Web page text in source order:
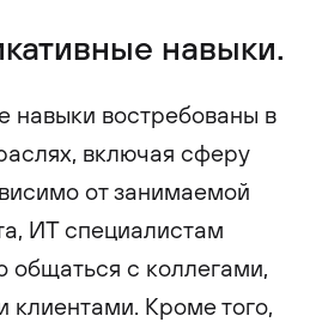
навыки.
навыки востребованы в
включая сферу
от занимаемой
ИТ специалистам
общаться с коллегами,
Кроме того,